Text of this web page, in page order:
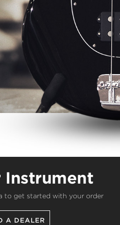
Instrument
to get started with your order
A DEALER